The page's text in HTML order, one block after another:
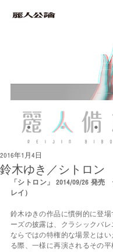
鈴木ゆき／シトロン
2016年1月4日
「シトロン」 2014/09/26 発売
レイ）
鈴木ゆきの作品に慣例的に登
ーズの披露は、クラシックバ
ならではの特権的な場景とは
る際、一様に再演されるその